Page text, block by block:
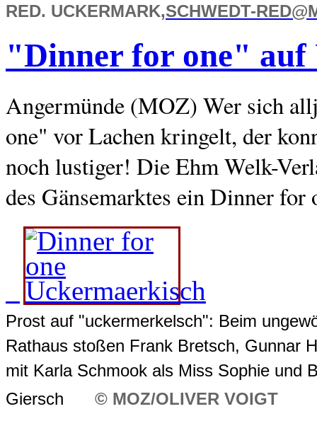
RED. UCKERMARK,SCHWEDT-
"Dinner for one" auf
Angermünde (MOZ) Wer sich
one" vor Lachen kringelt, der
noch lustiger! Die Ehm Welk-
des Gänsemarktes ein Dinner
Prost auf "uckermerkelsch": Beim
Rathaus stoßen Frank Bretsch, Gunnar
mit Karla Schmook als Miss Sophie und
Giersch
© MOZ/OLIVER VOIGT